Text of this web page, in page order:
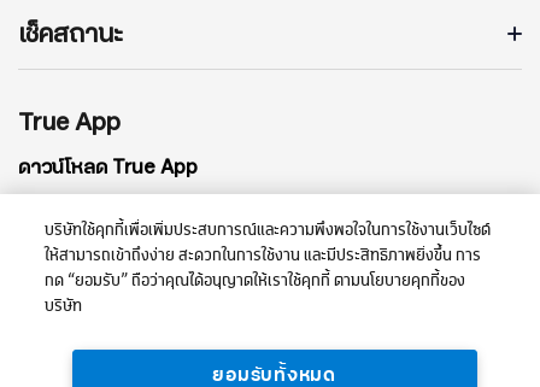
เช็คสถานะ
True App
ดาวน์โหลด True App
บริษัทใช้คุกกี้เพื่อเพิ่มประสบการณ์และความพึงพอใจในการใช้งานเว็บไซต์
ให้สามารถเข้าถึงง่าย สะดวกในการใช้งาน และมีประสิทธิภาพยิ่งขึ้น การ
กด “ยอมรับ” ถือว่าคุณได้อนุญาตให้เราใช้คุกกี้ ตามนโยบายคุกกี้ของ
บริษัท
ยอมรับทั้งหมด